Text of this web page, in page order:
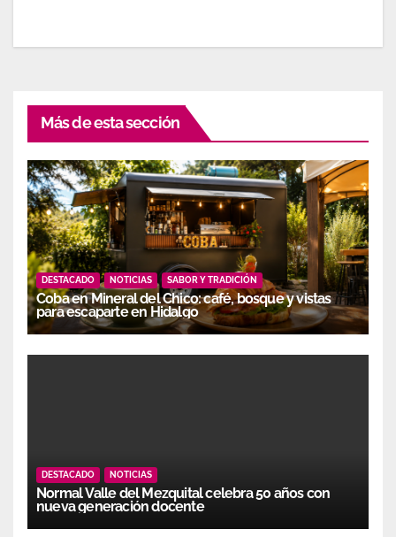
Más de esta sección
DESTACADO NOTICIAS SABOR Y TRADICIÓN
Coba en Mineral del Chico: café, bosque y vistas
para escaparte en Hidalgo
DESTACADO NOTICIAS
Normal Valle del Mezquital celebra 50 años con
nueva generación docente